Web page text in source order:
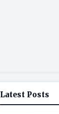
Latest Posts